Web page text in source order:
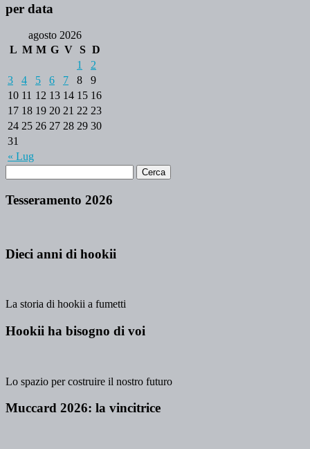
per data
agosto 2026
L M M G V S D
« Lug
1
2
3
4 5 6 7 8
9
10 11 12 13 14 15 16
17 18 19 20 21 22 23
24 25 26 27 28 29 30
31
Tesseramento 2026
Dieci anni di hookii
La storia di hookii a fumetti
Hookii ha bisogno di voi
Lo spazio per costruire il nostro futuro
Muccard 2026: la vincitrice